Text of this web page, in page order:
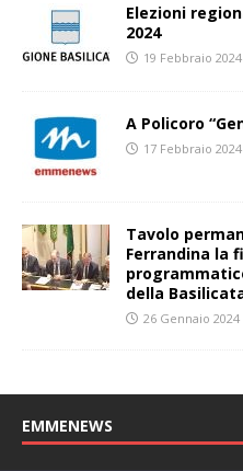
Elezioni
2024
19 Febbraio 2024
A Policoro
17 Febbraio 2024
Tavolo
Ferrandina la
della
26 Gennaio 2024
EMMENEWS